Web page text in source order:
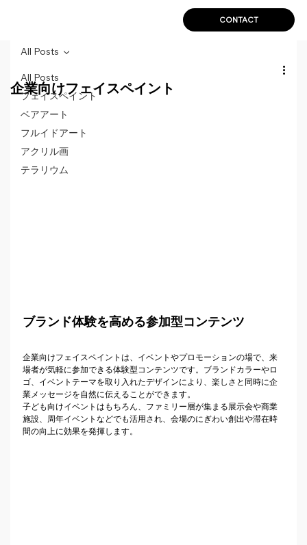
CONTACT
All Posts
フェイスペイント
ベアアート
フルイドアート
アクリル画
テラリウム
All Posts
企業向けフェイスペイント
ブランド体験を高める参加型コンテンツ
企業向けフェイスペイントは、イベントやプロモーションの場で、来
場者が気軽に参加できる体験型コンテンツです。ブランドカラーやロ
ゴ、イベントテーマを取り入れたデザインにより、楽しさと同時に企
業メッセージを自然に伝えることができます。
子ども向けイベントはもちろん、ファミリー層が集まる展示会や商業
施設、周年イベントなどでも活用され、会場のにぎわい創出や滞在時
間の向上に効果を発揮します。